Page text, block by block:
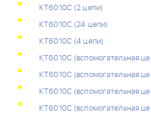
КТ6010С (2 цепи)
КТ6010С (24 цепи)
КТ6010С (4 цепи)
КТ6010С (вспомогательная
КТ6010С (вспомогательная
КТ6010С (вспомогательная
КТ6010С (вспомогательная